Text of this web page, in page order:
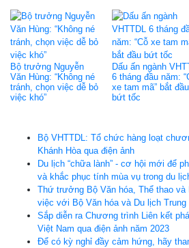
Bộ trưởng Nguyễn
Văn Hùng: “Không né
tránh, chọn việc dễ bỏ
việc khó”
Dấu ấn ngành
6 tháng đầu năm:
xe tam mã” bắt đầu
bứt tốc
Bộ VHTTDL: Tổ chức hàng loạt
Khánh Hòa qua điện ảnh
Du lịch “chữa lành” - cơ hội mới để
và khắc phục tính mùa vụ trong du
Thứ trưởng Bộ Văn hóa, Thể thao và
việc với Bộ Văn hóa và Du lịch Trung
Sắp diễn ra Chương trình Liên kết
Việt Nam qua điện ảnh năm 2023
Để có kỳ nghỉ đầy cảm hứng, hãy